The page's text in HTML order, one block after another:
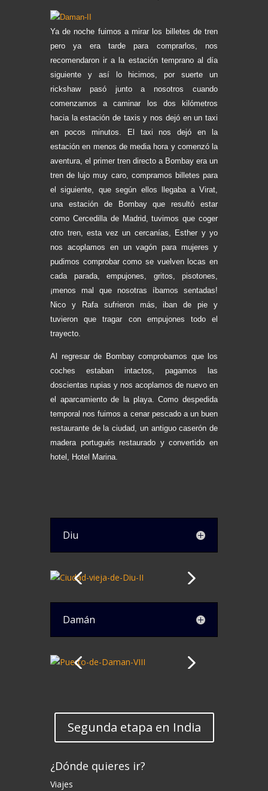
Ya de noche fuimos a mirar los billetes de tren
pero ya era tarde para comprarlos, nos
recomendaron ir a la estación temprano al día
siguiente y así lo hicimos, por suerte un
rickshaw pasó junto a nosotros cuando
comenzamos a caminar los dos kilómetros
hacia la estación de taxis y nos dejó en un taxi
en pocos minutos. El taxi nos dejó en la
estación en menos de media hora y comenzó la
aventura, el primer tren directo a Bombay era un
tren de lujo muy caro, compramos billetes para
el siguiente, que según ellos llegaba a Virat,
una estación de Bombay que resultó estar
como Cercedilla de Madrid, tuvimos que coger
otro tren, esta vez un cercanías, Esther y yo
nos acoplamos en un vagón para mujeres y
pudimos comprobar como se vuelven locas en
cada parada, empujones, gritos, pisotones,
¡menos mal que nosotras íbamos sentadas!
Nico y Rafa sufrieron más, iban de pie y
tuvieron que tragar con empujones todo el
trayecto.
Al regresar de Bombay comprobamos que los
coches estaban intactos, pagamos las
doscientas rupias y nos acoplamos de nuevo en
el aparcamiento de la playa. Como despedida
temporal nos fuimos a cenar pescado a un buen
restaurante de la ciudad, un antiguo caserón de
madera portugués restaurado y convertido en
hotel, Hotel Marina.
Diu
Damán
Segunda etapa en India
¿Dónde quieres ir?
Viajes